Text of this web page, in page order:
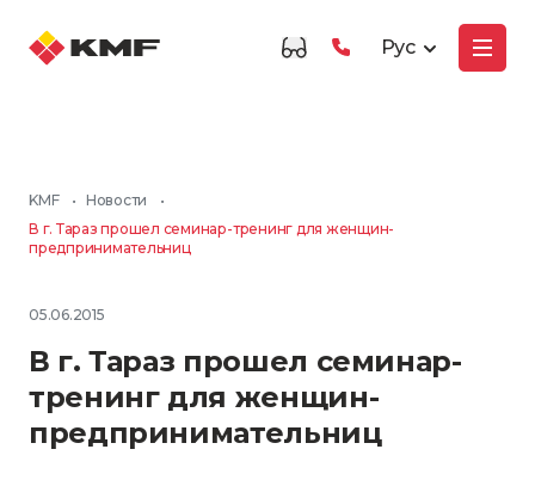
Рус
KMF • Новости
•
В г. Тараз прошел семинар-тренинг для женщин-
предпринимательниц
05.06.2015
В г. Тараз прошел семинар-
тренинг для женщин-
предпринимательниц